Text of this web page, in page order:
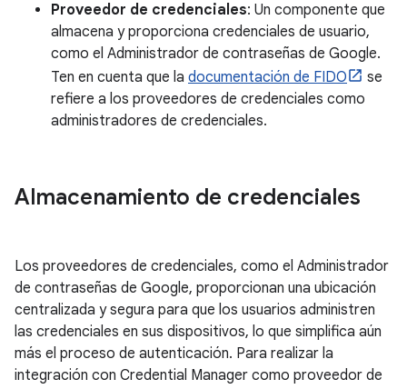
Proveedor de credenciales: Un componente que
almacena y proporciona credenciales de usuario,
como el Administrador de contraseñas de Google.
Ten en cuenta que la documentación de FIDO
se
refiere a los proveedores de credenciales como
administradores de credenciales.
Almacenamiento de credenciales
Los proveedores de credenciales, como el Administrador
de contraseñas de Google, proporcionan una ubicación
centralizada y segura para que los usuarios administren
las credenciales en sus dispositivos, lo que simplifica aún
más el proceso de autenticación. Para realizar la
integración con Credential Manager como proveedor de